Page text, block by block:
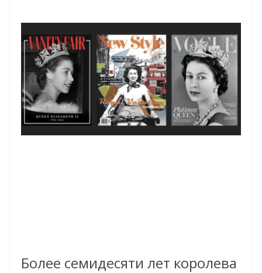
Более семидесяти лет королева